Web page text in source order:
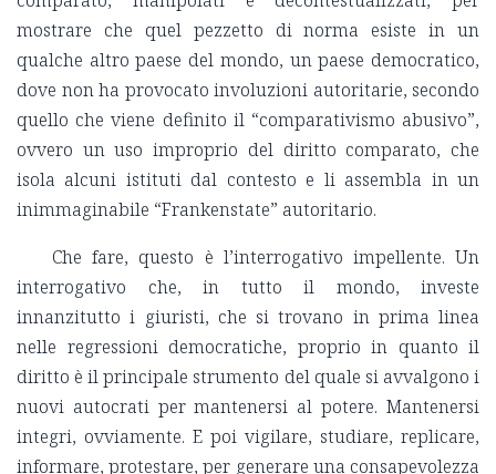
mostrare che quel pezzetto di norma esiste in un
qualche altro paese del mondo, un paese democratico,
dove non ha provocato involuzioni autoritarie, secondo
quello che viene definito il “comparativismo abusivo”,
ovvero un uso improprio del diritto comparato, che
isola alcuni istituti dal contesto e li assembla in un
inimmaginabile “Frankenstate” autoritario.
Che fare, questo è l’interrogativo impellente. Un
interrogativo che, in tutto il mondo, investe
innanzitutto i giuristi, che si trovano in prima linea
nelle regressioni democratiche, proprio in quanto il
diritto è il principale strumento del quale si avvalgono i
nuovi autocrati per mantenersi al potere. Mantenersi
integri, ovviamente. E poi vigilare, studiare, replicare,
informare, protestare, per generare una consapevolezza